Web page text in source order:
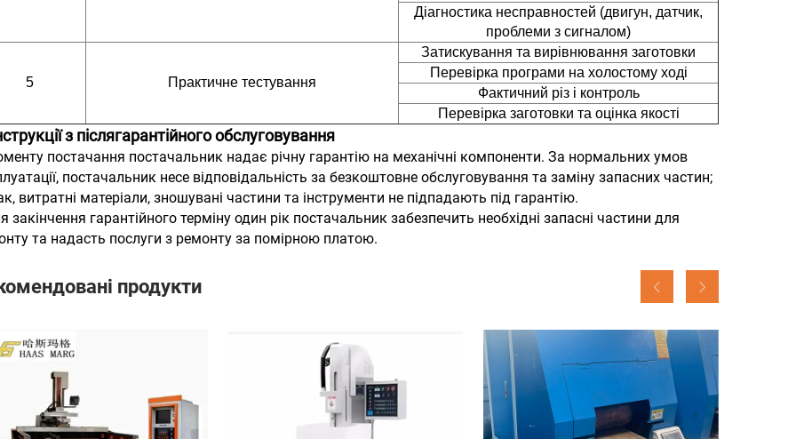
Діагностика несправностей (двигун, датчик,
проблеми з сигналом)
5 Практичне тестування
Затискування та вирівнювання заготовки
Перевірка програми на холостому ході
Фактичний різ і контроль
Перевірка заготовки та оцінка якості
з післягарантійного обслуговування
постачання постачальник надає річну гарантію на механічні компоненти. За нормальних умов
постачальник несе відповідальність за безкоштовне обслуговування та заміну запасних частин;
витратні матеріали, зношувані частини та інструменти не підпадають під гарантію.
закінчення гарантійного терміну один рік постачальник забезпечить необхідні запасні частини для
та надасть послуги з ремонту за помірною платою.
продукти